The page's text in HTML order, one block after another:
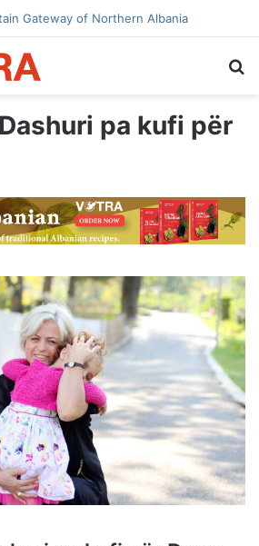
Gateway of Northern Albania
pa kufi për